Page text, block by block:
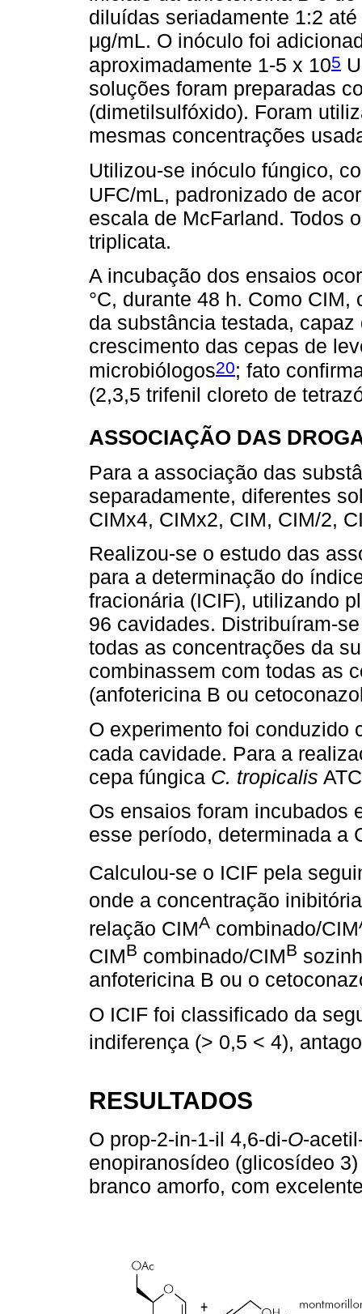
diluídas seriadamente 1:2
μg/mL. O inóculo foi
aproximadamente 1-5 x 105
soluções foram preparadas
(dimetilsulfóxido). Foram
mesmas concentrações
Utilizou-se inóculo fúngico,
UFC/mL, padronizado de
escala de McFarland. Todos
triplicata.
A incubação dos ensaios
°C, durante 48 h. Como
da substância testada,
crescimento das cepas de
microbiólogos20; fato
(2,3,5 trifenil cloreto de
ASSOCIAÇÃO DAS
Para a associação das
separadamente, diferentes
CIMx4, CIMx2, CIM, CIM/2,
Realizou-se o estudo das
para a determinação do
fracionária (ICIF), utilizando
96 cavidades. Distribuíram-
todas as concentrações da
combinassem com todas as
(anfotericina B ou
O experimento foi conduzido
cada cavidade. Para a
cepa fúngica C. tropicalis
Os ensaios foram incubados
esse período, determinada a
Calculou-se o ICIF pela
onde a concentração
relação CIMA combinado/CIM
CIMB combinado/CIMB
anfotericina B ou o
O ICIF foi classificado da
indiferença (> 0,5 < 4),
RESULTADOS
O prop-2-in-1-il 4,6-di-O-
enopiranosídeo (glicosídeo
branco amorfo, com